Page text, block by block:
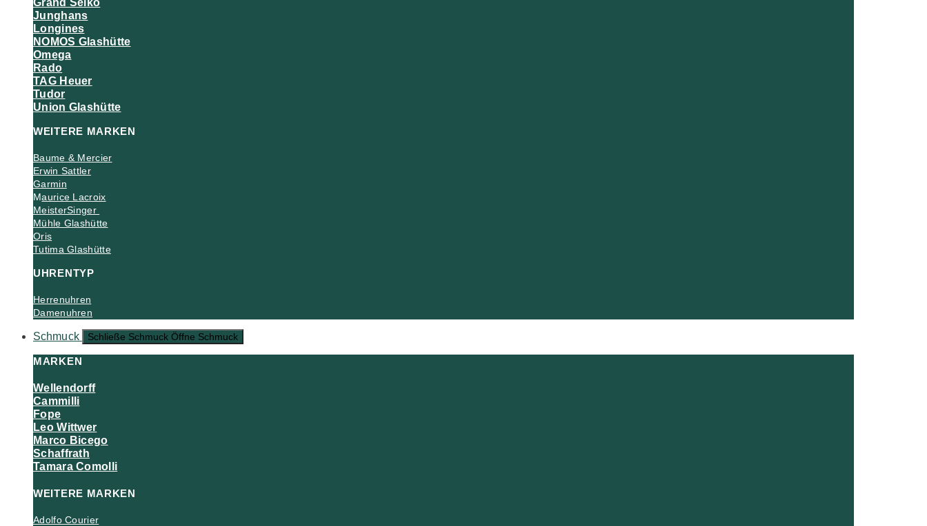
Grand Seiko
Junghans
Longines
NOMOS Glashütte
Omega
Rado
TAG Heuer
Tudor
Union Glashütte
WEITERE MARKEN
Baume & Mercier
Erwin Sattler
Garmin
Maurice Lacroix
MeisterSinger
Mühle Glashütte
Oris
Tutima Glashütte
UHRENTYP
Herrenuhren
Damenuhren
Schmuck Schließe Schmuck Öffne Schmuck
MARKEN
Wellendorff
Cammilli
Fope
Leo Wittwer
Marco Bicego
Schaffrath
Tamara Comolli
WEITERE MARKEN
Adolfo Courier